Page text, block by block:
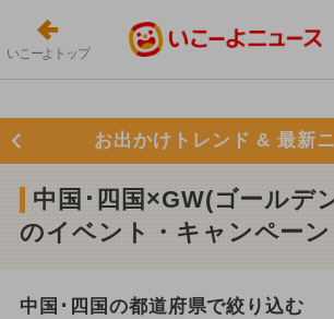
いこーよトップ
お出かけトレンド & 最新
中国･四国×GW(ゴールデ
のイベント・キャンペーン
中国･四国の都道府県で絞り込む